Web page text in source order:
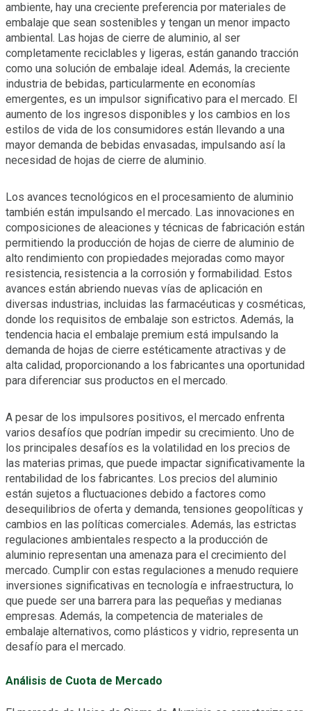
ambiente, hay una creciente preferencia por materiales de
embalaje que sean sostenibles y tengan un menor impacto
ambiental. Las hojas de cierre de aluminio, al ser
completamente reciclables y ligeras, están ganando tracción
como una solución de embalaje ideal. Además, la creciente
industria de bebidas, particularmente en economías
emergentes, es un impulsor significativo para el mercado. El
aumento de los ingresos disponibles y los cambios en los
estilos de vida de los consumidores están llevando a una
mayor demanda de bebidas envasadas, impulsando así la
necesidad de hojas de cierre de aluminio.
Los avances tecnológicos en el procesamiento de aluminio
también están impulsando el mercado. Las innovaciones en
composiciones de aleaciones y técnicas de fabricación están
permitiendo la producción de hojas de cierre de aluminio de
alto rendimiento con propiedades mejoradas como mayor
resistencia, resistencia a la corrosión y formabilidad. Estos
avances están abriendo nuevas vías de aplicación en
diversas industrias, incluidas las farmacéuticas y cosméticas,
donde los requisitos de embalaje son estrictos. Además, la
tendencia hacia el embalaje premium está impulsando la
demanda de hojas de cierre estéticamente atractivas y de
alta calidad, proporcionando a los fabricantes una oportunidad
para diferenciar sus productos en el mercado.
A pesar de los impulsores positivos, el mercado enfrenta
varios desafíos que podrían impedir su crecimiento. Uno de
los principales desafíos es la volatilidad en los precios de
las materias primas, que puede impactar significativamente la
rentabilidad de los fabricantes. Los precios del aluminio
están sujetos a fluctuaciones debido a factores como
desequilibrios de oferta y demanda, tensiones geopolíticas y
cambios en las políticas comerciales. Además, las estrictas
regulaciones ambientales respecto a la producción de
aluminio representan una amenaza para el crecimiento del
mercado. Cumplir con estas regulaciones a menudo requiere
inversiones significativas en tecnología e infraestructura, lo
que puede ser una barrera para las pequeñas y medianas
empresas. Además, la competencia de materiales de
embalaje alternativos, como plásticos y vidrio, representa un
desafío para el mercado.
Análisis de Cuota de Mercado